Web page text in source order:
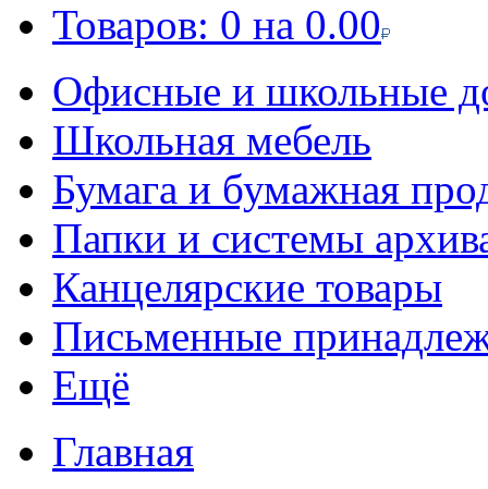
Товаров: 0 на 0.00
Офисные и школьные
Школьная мебель
Бумага и бумажная
Папки и системы
Канцелярские товары
Письменные
Ещё
Главная